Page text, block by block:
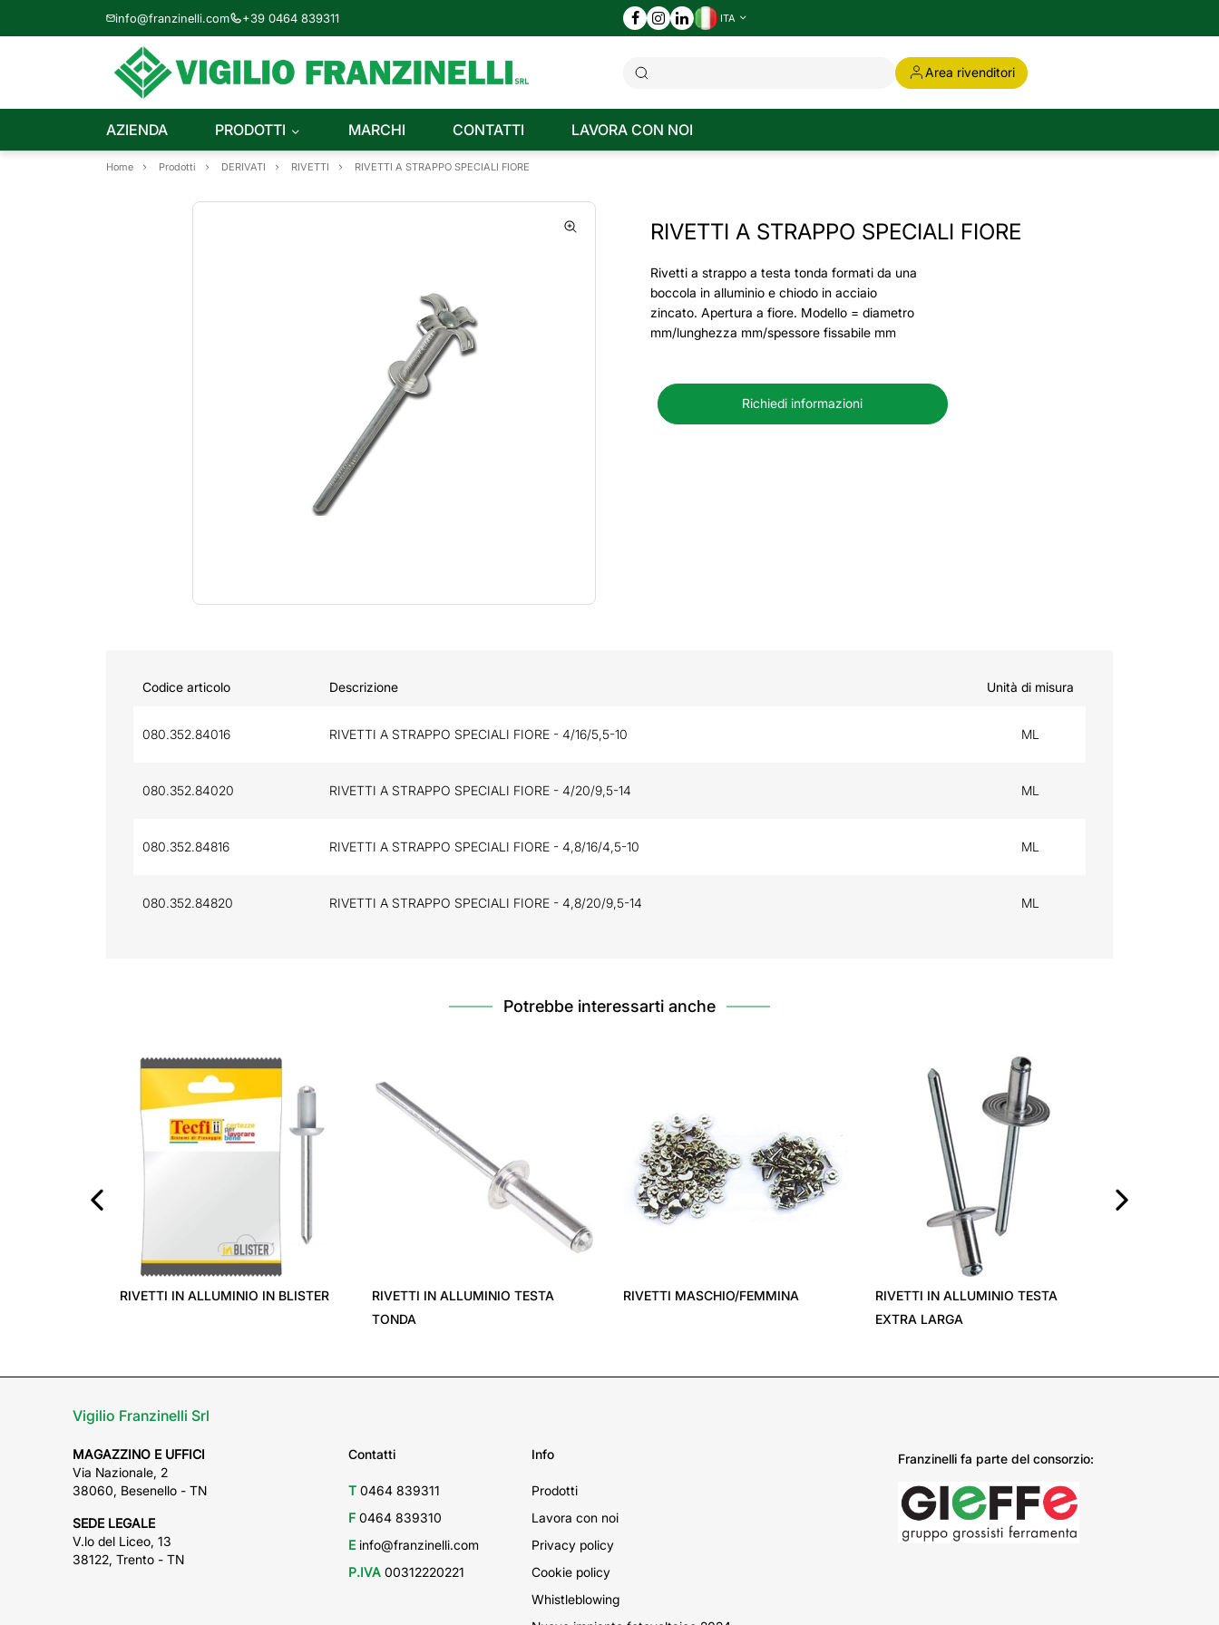
info@franzinelli.com +39 0464 839311 ITA
Area rivenditori
AZIENDA PRODOTTI MARCHI CONTATTI LAVORA CON NOI
Home Prodotti DERIVATI RIVETTI RIVETTI A STRAPPO SPECIALI FIORE
RIVETTI A STRAPPO SPECIALI FIORE
Rivetti a strappo a testa tonda formati da una
boccola in alluminio e chiodo in acciaio
zincato. Apertura a fiore. Modello = diametro
mm/lunghezza mm/spessore fissabile mm
Richiedi informazioni
Codice articolo Descrizione Unità di misura
080.352.84016 RIVETTI A STRAPPO SPECIALI FIORE - 4/16/5,5-10 ML
080.352.84020 RIVETTI A STRAPPO SPECIALI FIORE - 4/20/9,5-14 ML
080.352.84816 RIVETTI A STRAPPO SPECIALI FIORE - 4,8/16/4,5-10 ML
080.352.84820 RIVETTI A STRAPPO SPECIALI FIORE - 4,8/20/9,5-14 ML
Potrebbe interessarti anche
RIVETTI IN ALLUMINIO IN BLISTER
RIVETTI IN ALLUMINIO TESTA
TONDA
RIVETTI MASCHIO/FEMMINA
RIVETTI IN ALLUMINIO TESTA
EXTRA LARGA
Vigilio Franzinelli Srl
MAGAZZINO E UFFICI
Via Nazionale, 2
38060, Besenello - TN
SEDE LEGALE
V.lo del Liceo, 13
38122, Trento - TN
Contatti
T0464 839311
F0464 839310
Einfo@franzinelli.com
P.IVA00312220221
Info
Prodotti
Lavora con noi
Privacy policy
Cookie policy
Whistleblowing
Franzinelli fa parte del consorzio: